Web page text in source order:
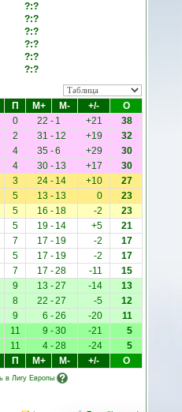
?:?
?:?
?:?
?:?
?:?
?:?
П М+ М- +/-
О
0 22 - 1 +21
38
2 31 - 12 +19
32
4 35 -6 +29
30
4 30 - 13 +17
30
3 24 - 14 +10
27
5 13 - 13 0
23
5 16 - 18 -2
23
5 19 - 14 +5
21
7 17 - 19 -2
17
5 17 - 19 -2
17
7 17 -28 -11
15
9 13 -27 -14
13
8 22 -27 -5
12
9 6 -26 -20
11
11 9 -30 -21
5
11 4 -28 -24
5
П М+ М- +/- О
в Лигу Европы